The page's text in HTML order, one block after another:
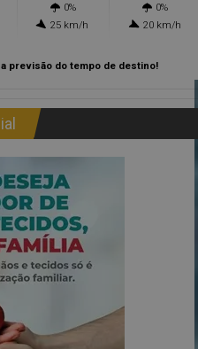
0%
25 km/h
0%
20 km/h
previsão do tempo de destino!